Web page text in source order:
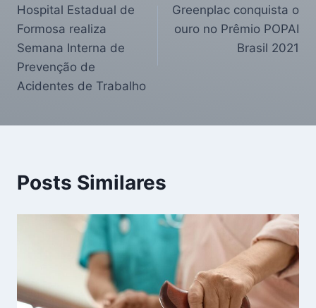
Hospital Estadual de
Formosa realiza
Semana Interna de
Prevenção de
Acidentes de Trabalho
Greenplac conquista o
ouro no Prêmio POPAI
Brasil 2021
Posts Similares